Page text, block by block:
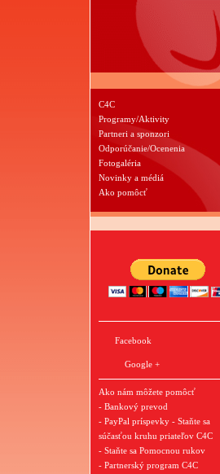
C4C
Programy/Aktivity
Partneri a sponzori
Odporúčanie/Ocenenia
Fotogaléria
Novinky a médiá
Ako pomôcť
Facebook
Google +
Ako nám môžete pomôcť
- Bankový prevod
- PayPal príspevky - Staňte sa
súčasťou kruhu priateľov C4C
- Staňte sa Pomocnou rukov
- Partnerský program C4C